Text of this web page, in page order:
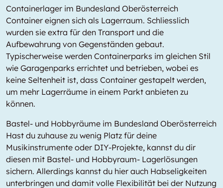
Containerlager im Bundesland Oberösterreich
Container eignen sich als Lagerraum. Schliesslich
wurden sie extra für den Transport und die
Aufbewahrung von Gegenständen gebaut.
Typischerweise werden Containerparks im gleichen Stil
wie Garagenparks errichtet und betrieben, wobei es
keine Seltenheit ist, dass Container gestapelt werden,
um mehr Lagerräume in einem Parkt anbieten zu
können.
Bastel- und Hobbyräume im Bundesland Oberösterreich
Hast du zuhause zu wenig Platz für deine
Musikinstrumente oder DIY-Projekte, kannst du dir
diesen mit Bastel- und Hobbyraum- Lagerlösungen
sichern. Allerdings kannst du hier auch Habseligkeiten
unterbringen und damit volle Flexibilität bei der Nutzung